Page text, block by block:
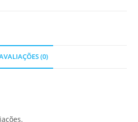
(0)